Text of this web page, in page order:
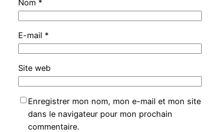
Nom *
E-mail *
Site web
Enregistrer mon nom, mon e-mail et mon site
dans le navigateur pour mon prochain
commentaire.